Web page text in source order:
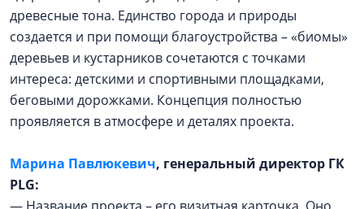
древесные тона. Единство города и природы
создается и при помощи благоустройства – «биомы»
деревьев и кустарников сочетаются с точками
интереса: детскими и спортивными площадками,
беговыми дорожками. Концепция полностью
проявляется в атмосфере и деталях проекта.
Марина Павлюкевич, генеральный директор ГК
PLG: